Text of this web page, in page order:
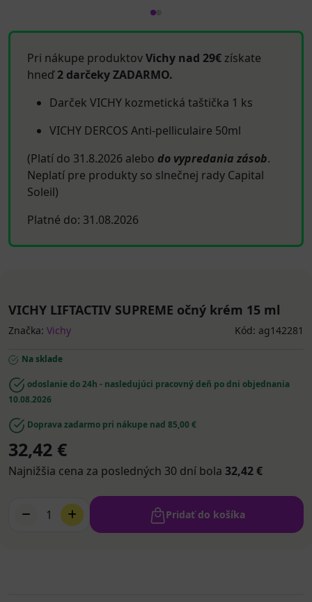
Pri nákupe produktovVichy nad 29€získate
hneď2 darčeky ZADARMO.
Darček VICHY kozmetická taštička 1 ks
VICHY DERCOS Anti-pelliculaire 50ml
(Platí do 31.8.2026 alebo do vypredania zásob.
Neplatí pre produkty so slnečnej rady Capital
Soleil)
Platné do: 31.08.2026
VICHY LIFTACTIV SUPREME očný krém 15 ml
Značka: Vichy Kód: ag142281
Na sklade
odoslanie do 24h - nasledujúci pracovný deň po dni objednania
10.08.2026
Doprava zadarmo pri nákupe nad 85,00 €
32,42 €
Najnižšia cena za posledných 30 dní bola 32,42 €
1 Pridať do košíka